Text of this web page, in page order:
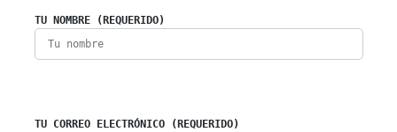
TU NOMBRE (REQUERIDO)
TU CORREO ELECTRÓNICO (REQUERIDO)